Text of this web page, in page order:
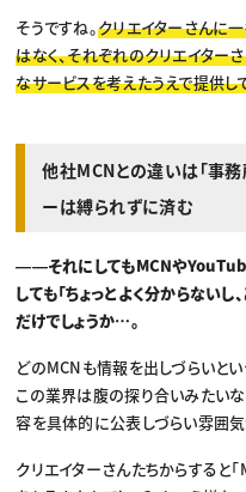
そうですね。クリエイターさんに
はなく、それぞれのクリエイター
なサービスを考えたうえで提供し
他社MCNとの違いは「事務
ーは縛られずに済む
――それにしてもMCNや
しても「ちょっとよく分からないし
だけでしょうか…。
どのMCNも情報を出しづらいと
この業界は腹の探り合いみたい
容を具体的に公表しづらい雰囲気
クリエイターさんたちからすると